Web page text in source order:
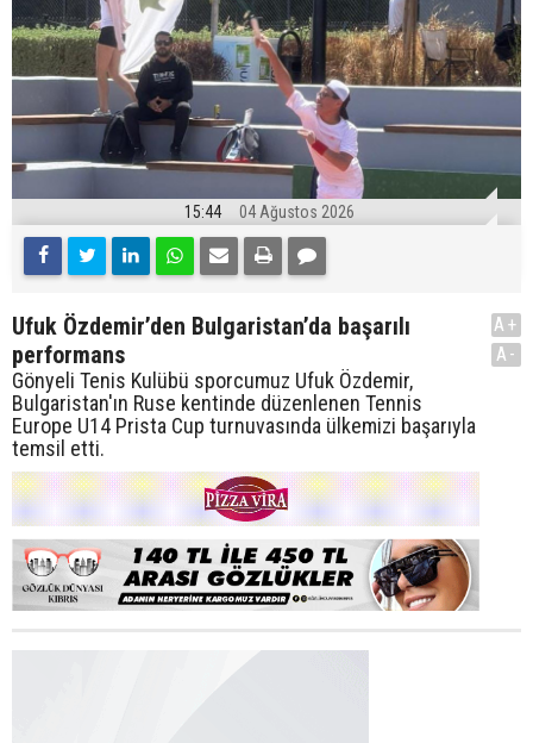
15:44 04 Ağustos 2026
Ufuk Özdemir’den Bulgaristan’da başarılı
performans
Gönyeli Tenis Kulübü sporcumuz Ufuk Özdemir,
Bulgaristan'ın Ruse kentinde düzenlenen Tennis
Europe U14 Prista Cup turnuvasında ülkemizi başarıyla
temsil etti.
A+
A-